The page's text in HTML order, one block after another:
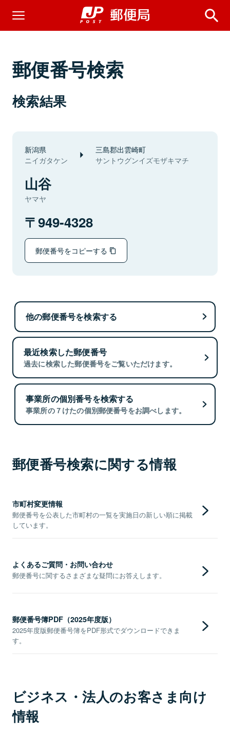
郵便番号検索
検索結果
新潟県
ニイガタケン
三島郡出雲崎町
サントウグンイズモザキマチ
山谷
ヤマヤ
949-4328
郵便番号をコピーする
他の郵便番号を検索する
最近検索した郵便番号
過去に検索した郵便番号をご覧いただけます。
事業所の個別番号を検索する
事業所の７けたの個別郵便番号をお調べします。
郵便番号検索に関する情報
市町村変更情報
郵便番号を公表した市町村の一覧を実施日の新しい順に掲載
しています。
よくあるご質問・お問い合わせ
郵便番号に関するさまざまな疑問にお答えします。
郵便番号簿PDF（2025年度版）
2025年度版郵便番号簿をPDF形式でダウンロードできま
す。
ビジネス・法人のお客さま向け
情報